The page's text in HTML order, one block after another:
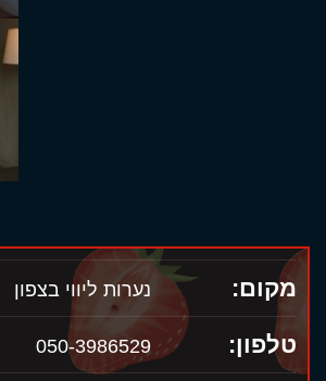
מקום: נערות ליווי בצפון
טלפון: 050-3986529